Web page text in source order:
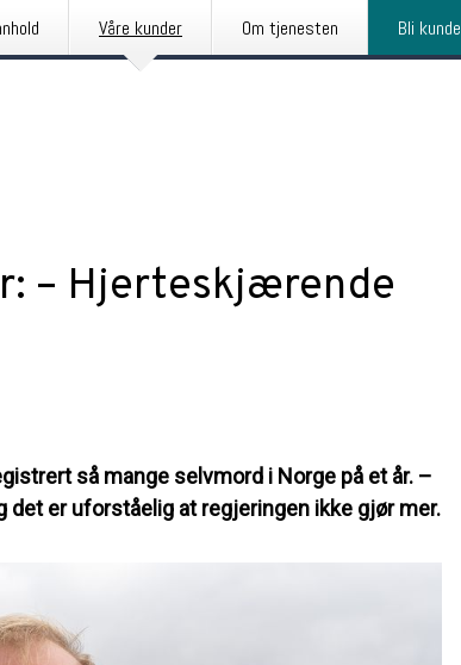
Våre kunder Om tjenesten Bli kunde
– Hjerteskjærende
så mange selvmord i Norge på et år. –
er uforståelig at regjeringen ikke gjør mer.